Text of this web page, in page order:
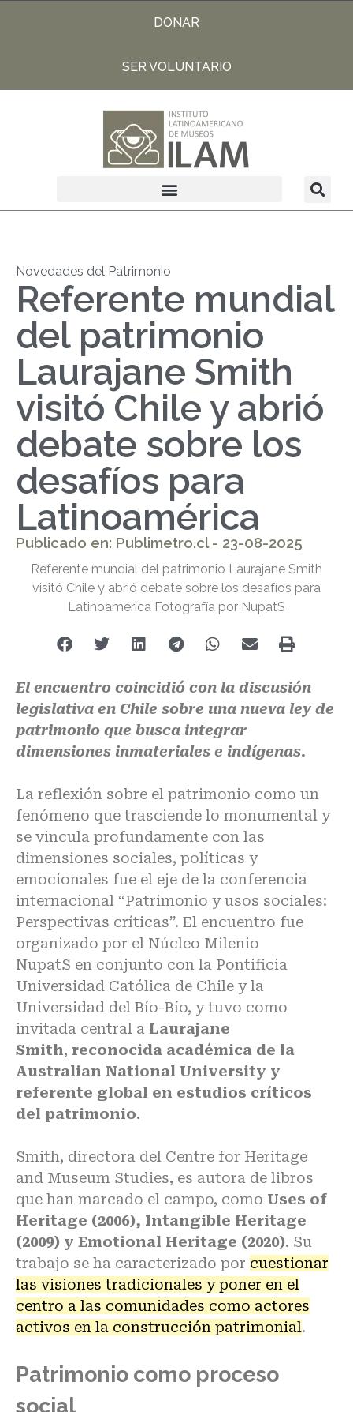
DONAR
SER VOLUNTARIO
Novedades del Patrimonio
Referente mundial
del patrimonio
Laurajane Smith
visitó Chile y abrió
debate sobre los
desafíos para
Latinoamérica
Publicado en: Publimetro.cl - 23-08-2025
Referente mundial del patrimonio Laurajane Smith
visitó Chile y abrió debate sobre los desafíos para
Latinoamérica Fotografía por NupatS
El encuentro coincidió con la discusión
legislativa en Chile sobre una nueva ley de
patrimonio que busca integrar
dimensiones inmateriales e indígenas.
La reflexión sobre el patrimonio como un
fenómeno que trasciende lo monumental y
se vincula profundamente con las
dimensiones sociales, políticas y
emocionales fue el eje de la conferencia
internacional “Patrimonio y usos sociales:
Perspectivas críticas”. El encuentro fue
organizado por el Núcleo Milenio
NupatS en conjunto con la Pontificia
Universidad Católica de Chile y la
Universidad del Bío-Bío, y tuvo como
invitada central a Laurajane
Smith, reconocida académica de la
Australian National University y
referente global en estudios críticos
del patrimonio.
Smith, directora del Centre for Heritage
and Museum Studies, es autora de libros
que han marcado el campo, como Uses of
Heritage (2006), Intangible Heritage
(2009) y Emotional Heritage (2020). Su
trabajo se ha caracterizado por cuestionar
las visiones tradicionales y poner en el
centro a las comunidades como actores
activos en la construcción patrimonial.
Patrimonio como proceso
social